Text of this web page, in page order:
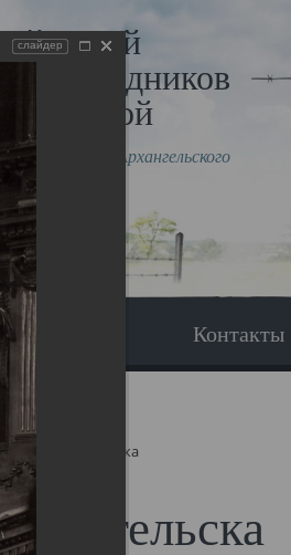
музей
исповедников
митрополита Архангельского
Даниила
ответ Контакты
Архангельска
слайдер